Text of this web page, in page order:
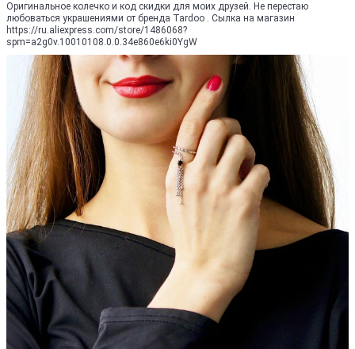
Оригинальное колечко и код скидки для моих друзей. Не перестаю
любоваться украшениями от бренда Tardoo . Сылка на магазин
https://ru.aliexpress.com/store/1486068?
spm=a2g0v.10010108.0.0.34e860e6ki0YgW